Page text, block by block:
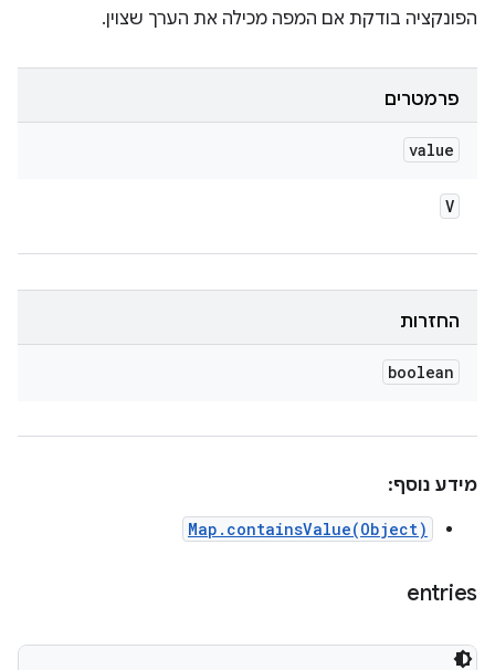
הפונקציה בודקת אם המפה מכילה את הערך שצוין.
פרמטרים
value
V
החזרות
boolean
מידע נוסף:
Map.containsValue(Object)
entries